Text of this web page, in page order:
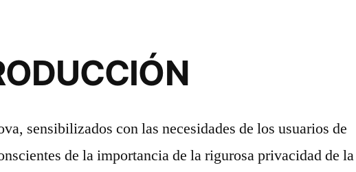
sensibilizados con las necesidades de los usuarios de
de la importancia de la rigurosa privacidad de la